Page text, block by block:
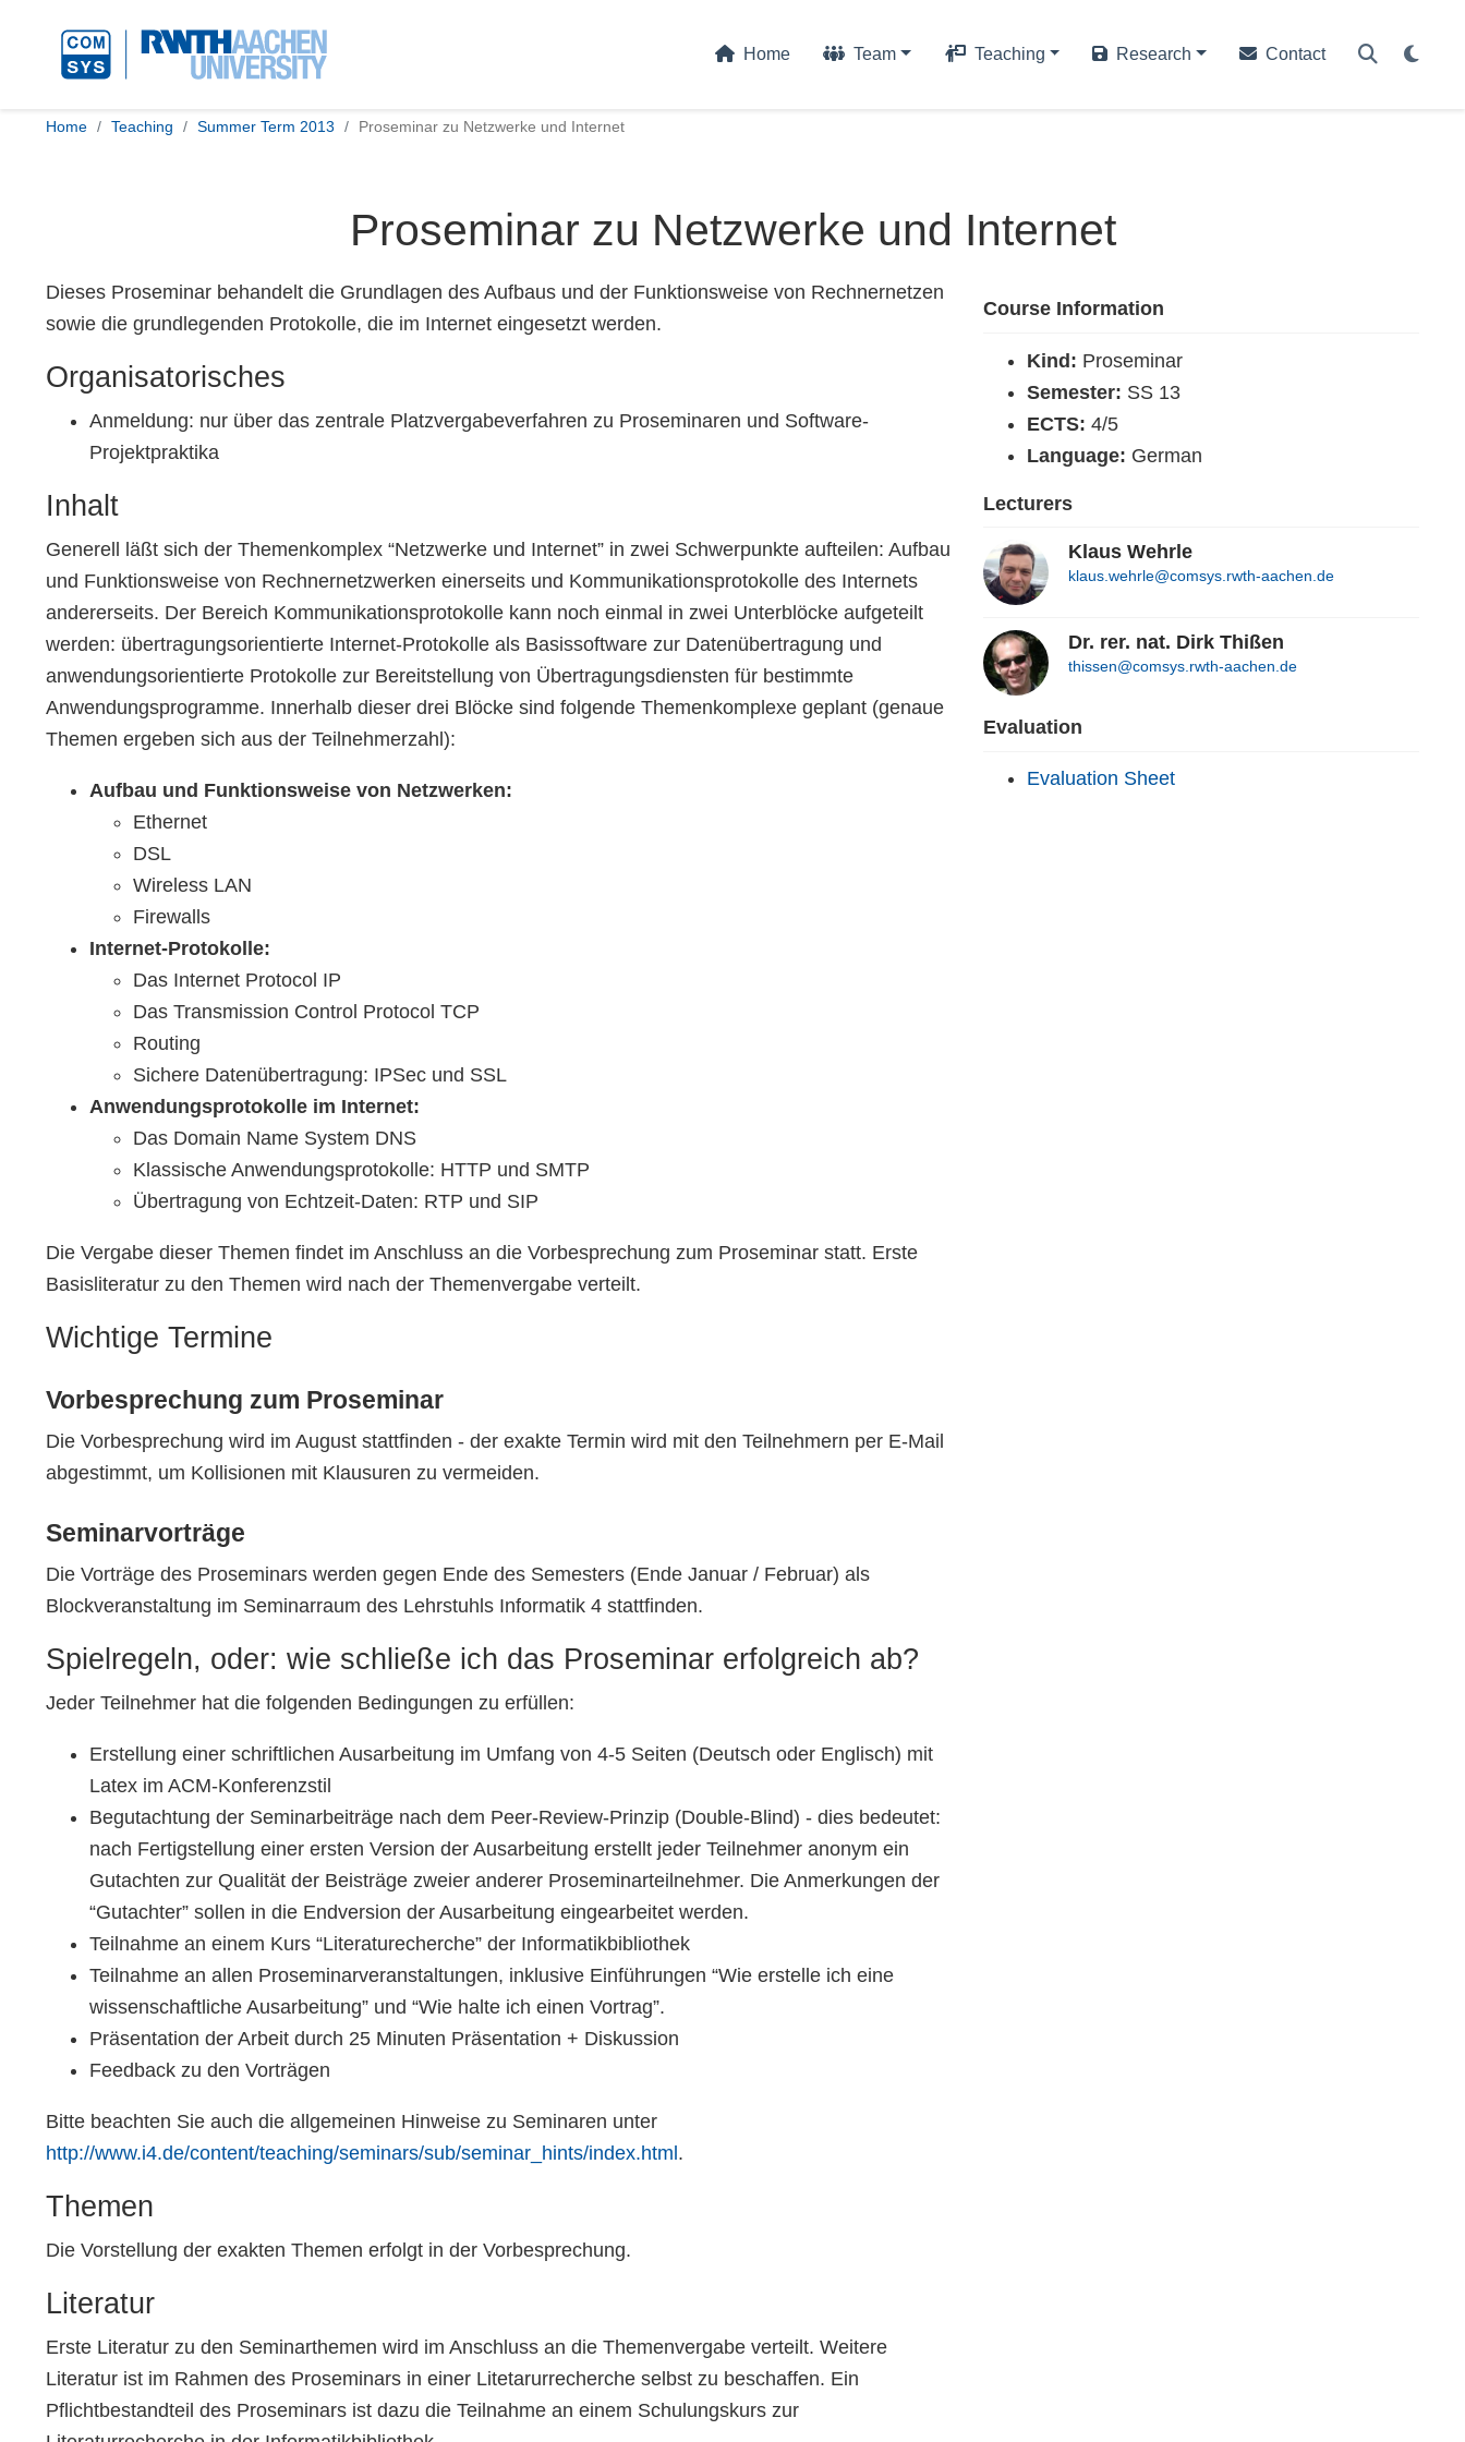
Home Team Teaching Research Contact
Home Teaching Summer Term 2013 Proseminar zu Netzwerke und Internet
Proseminar zu Netzwerke und Internet
Dieses Proseminar behandelt die Grundlagen des Aufbaus und der Funktionsweise von Rechnernetzen
sowie die grundlegenden Protokolle, die im Internet eingesetzt werden.
Organisatorisches
Anmeldung: nur über das zentrale Platzvergabeverfahren zu Proseminaren und Software-
Projektpraktika
Inhalt
Generell läßt sich der Themenkomplex “Netzwerke und Internet” in zwei Schwerpunkte aufteilen: Aufbau
und Funktionsweise von Rechnernetzwerken einerseits und Kommunikationsprotokolle des Internets
andererseits. Der Bereich Kommunikationsprotokolle kann noch einmal in zwei Unterblöcke aufgeteilt
werden: übertragungsorientierte Internet-Protokolle als Basissoftware zur Datenübertragung und
anwendungsorientierte Protokolle zur Bereitstellung von Übertragungsdiensten für bestimmte
Anwendungsprogramme. Innerhalb dieser drei Blöcke sind folgende Themenkomplexe geplant (genaue
Themen ergeben sich aus der Teilnehmerzahl):
Aufbau und Funktionsweise von Netzwerken:
Ethernet
DSL
Wireless LAN
Firewalls
Internet-Protokolle:
Das Internet Protocol IP
Das Transmission Control Protocol TCP
Routing
Sichere Datenübertragung: IPSec und SSL
Anwendungsprotokolle im Internet:
Das Domain Name System DNS
Klassische Anwendungsprotokolle: HTTP und SMTP
Übertragung von Echtzeit-Daten: RTP und SIP
Die Vergabe dieser Themen findet im Anschluss an die Vorbesprechung zum Proseminar statt. Erste
Basisliteratur zu den Themen wird nach der Themenvergabe verteilt.
Wichtige Termine
Vorbesprechung zum Proseminar
Die Vorbesprechung wird im August stattfinden - der exakte Termin wird mit den Teilnehmern per E-Mail
abgestimmt, um Kollisionen mit Klausuren zu vermeiden.
Seminarvorträge
Die Vorträge des Proseminars werden gegen Ende des Semesters (Ende Januar / Februar) als
Blockveranstaltung im Seminarraum des Lehrstuhls Informatik 4 stattfinden.
Spielregeln, oder: wie schließe ich das Proseminar erfolgreich ab?
Jeder Teilnehmer hat die folgenden Bedingungen zu erfüllen:
Erstellung einer schriftlichen Ausarbeitung im Umfang von 4-5 Seiten (Deutsch oder Englisch) mit
Latex im ACM-Konferenzstil
Begutachtung der Seminarbeiträge nach dem Peer-Review-Prinzip (Double-Blind) - dies bedeutet:
nach Fertigstellung einer ersten Version der Ausarbeitung erstellt jeder Teilnehmer anonym ein
Gutachten zur Qualität der Beisträge zweier anderer Proseminarteilnehmer. Die Anmerkungen der
“Gutachter” sollen in die Endversion der Ausarbeitung eingearbeitet werden.
Teilnahme an einem Kurs “Literaturecherche” der Informatikbibliothek
Teilnahme an allen Proseminarveranstaltungen, inklusive Einführungen “Wie erstelle ich eine
wissenschaftliche Ausarbeitung” und “Wie halte ich einen Vortrag”.
Präsentation der Arbeit durch 25 Minuten Präsentation + Diskussion
Feedback zu den Vorträgen
Bitte beachten Sie auch die allgemeinen Hinweise zu Seminaren unter
http://www.i4.de/content/teaching/seminars/sub/seminar_hints/index.html .
Themen
Die Vorstellung der exakten Themen erfolgt in der Vorbesprechung.
Literatur
Erste Literatur zu den Seminarthemen wird im Anschluss an die Themenvergabe verteilt. Weitere
Literatur ist im Rahmen des Proseminars in einer Litetarurrecherche selbst zu beschaffen. Ein
Pflichtbestandteil des Proseminars ist dazu die Teilnahme an einem Schulungskurs zur
Course Information
Kind: Proseminar
Semester: SS 13
ECTS: 4/5
Language: German
Lecturers
Klaus Wehrle
klaus.wehrle@comsys.rwth-aachen.de
Dr. rer. nat. Dirk Thißen
thissen@comsys.rwth-aachen.de
Evaluation
Evaluation Sheet